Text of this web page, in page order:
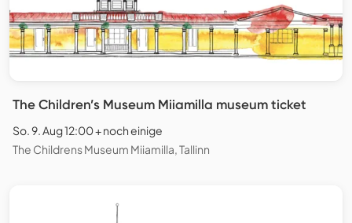
The Children’s Museum Miiamilla museum ticket
So. 9. Aug 12:00 + noch einige
The Childrens Museum Miiamilla, Tallinn